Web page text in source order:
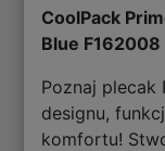
CoolPack
Blue F162008
Poznaj plecak
designu,
komfortu!